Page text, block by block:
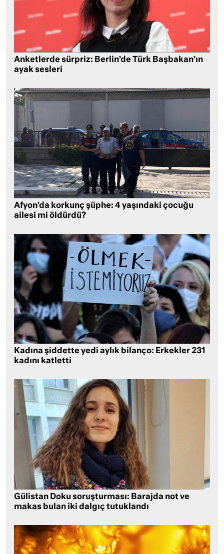
Anketlerde sürpriz: Berlin’de Türk Başbakan’ın
ayak sesleri
Afyon’da korkunç şüphe: 4 yaşındaki çocuğu
ailesi mi öldürdü?
Kadına şiddette yedi aylık bilanço: Erkekler 231
kadını katletti
Gülistan Doku soruşturması: Barajda not ve
makas bulan iki dalgıç tutuklandı